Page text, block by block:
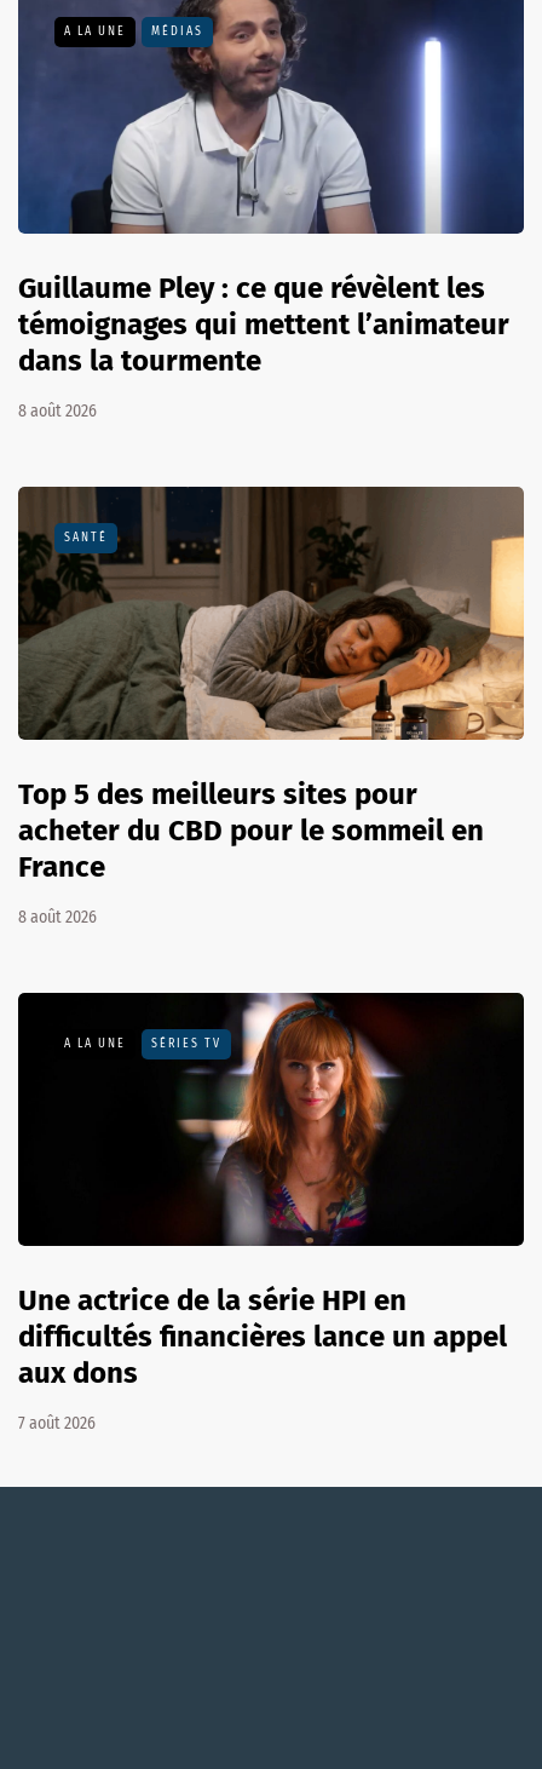
A LA UNE MÉDIAS
Guillaume Pley : ce que révèlent les
témoignages qui mettent l’animateur
dans la tourmente
8 août 2026
SANTÉ
Top 5 des meilleurs sites pour
acheter du CBD pour le sommeil en
France
8 août 2026
A LA UNE SÉRIES TV
Une actrice de la série HPI en
difficultés financières lance un appel
aux dons
7 août 2026